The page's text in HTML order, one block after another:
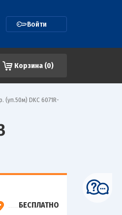
Войти
Корзина (0)
(уп.50м) DKC 6071R-
БЕСПЛАТНО